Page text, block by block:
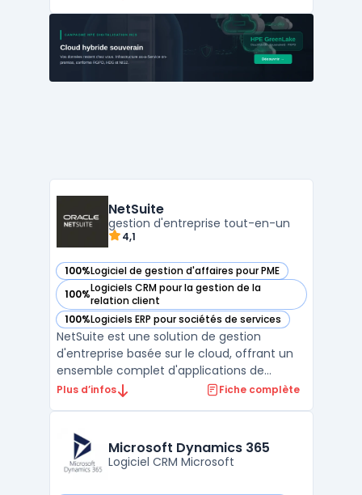
logiciel ERP PME se décline par filières (agro,
mode/retail, meunerie) et par domaines
(finance, RH/paie) ...
NetSuite
gestion d'entreprise tout-en-un
4,1
100%Logiciel de gestion d'affaires pour PME
— voir NetSuite dans cette catégorie
100%Logiciels CRM pour la gestion de la
relation client
— voir NetSuite dans cette catégorie
100%Logiciels ERP pour sociétés de services
— voir NetSuite dans cette catégorie
NetSuite est une solution de gestion
d'entreprise basée sur le cloud, offrant un
ensemble complet d'applications de
gestion financière, de comptabilité, de
solution NetSuite fournit une vue en temps
réel de la performance ...
Plus d’infos Fiche complète
Microsoft Dynamics 365
Logiciel CRM Microsoft